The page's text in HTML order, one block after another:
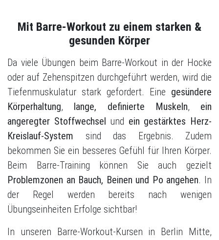
Mit Barre-Workout zu einem starken &
gesunden Körper
Da viele Übungen beim Barre-Workout in der Hocke
oder auf Zehenspitzen durchgeführt werden, wird die
Tiefenmuskulatur stark gefordert. Eine gesündere
Körperhaltung, lange, definierte Muskeln, ein
angeregter Stoffwechsel und ein gestärktes Herz-
Kreislauf-System sind das Ergebnis. Zudem
bekommen Sie ein besseres Gefühl für Ihren Körper.
Beim Barre-Training können Sie auch gezielt
Problemzonen an Bauch, Beinen und Po angehen. In
der Regel werden bereits nach wenigen
Übungseinheiten Erfolge sichtbar!
In unseren Barre-Workout-Kursen in Berlin Mitte,